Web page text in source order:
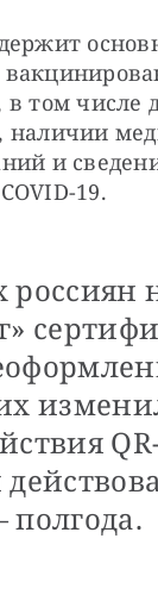
том числе
наличии
и
19.